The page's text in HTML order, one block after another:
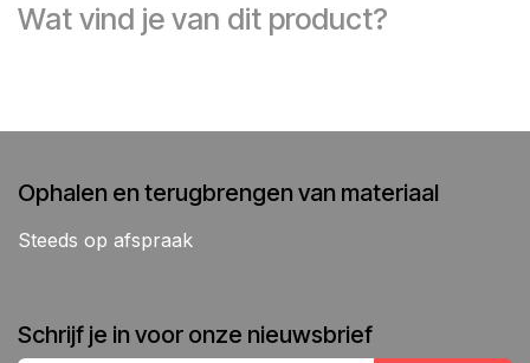
Wat vind je van dit product?
Ophalen en terugbrengen van materiaal
Steeds op afspraak
Schrijf je in voor onze nieuwsbrief